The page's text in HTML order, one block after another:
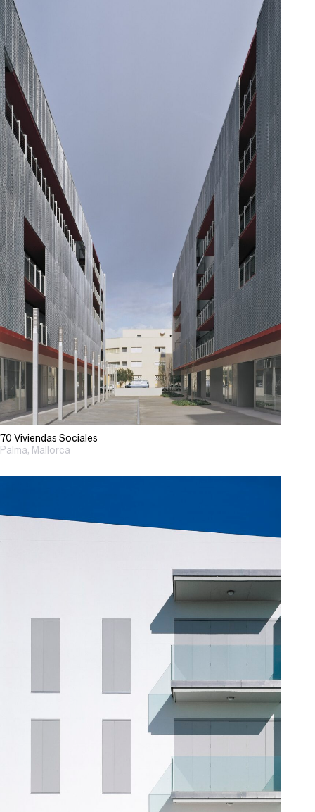
70 Viviendas Sociales
Palma, Mallorca